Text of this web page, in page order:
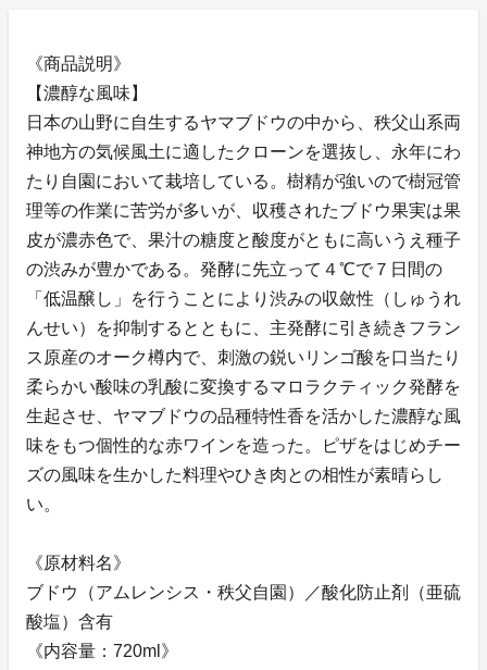
《商品説明》
【濃醇な風味】
日本の山野に自生するヤマブドウの中から、秩父山系両
神地方の気候風土に適したクローンを選抜し、永年にわ
たり自園において栽培している。樹精が強いので樹冠管
理等の作業に苦労が多いが、収穫されたブドウ果実は果
皮が濃赤色で、果汁の糖度と酸度がともに高いうえ種子
の渋みが豊かである。発酵に先立って４℃で７日間の
「低温醸し」を行うことにより渋みの収斂性（しゅうれ
んせい）を抑制するとともに、主発酵に引き続きフラン
ス原産のオーク樽内で、刺激の鋭いリンゴ酸を口当たり
柔らかい酸味の乳酸に変換するマロラクティック発酵を
生起させ、ヤマブドウの品種特性香を活かした濃醇な風
味をもつ個性的な赤ワインを造った。ピザをはじめチー
ズの風味を生かした料理やひき肉との相性が素晴らし
い。
《原材料名》
ブドウ（アムレンシス・秩父自園）／酸化防止剤（亜硫
酸塩）含有
《内容量：720ml》